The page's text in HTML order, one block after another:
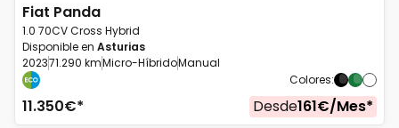
Fiat Panda
1.0 70CV Cross Hybrid
Disponible en Asturias
202371.290 kmMicro-HíbridoManual
Colores:
11.350€* Desde161€/Mes*